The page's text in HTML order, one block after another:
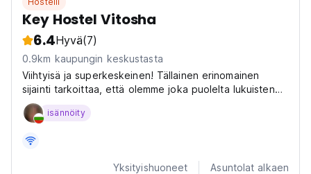
Key Hostel Vitosha
6.4Hyvä(7)
0.9km kaupungin keskustasta
Viihtyisä ja superkeskeinen! Tällainen erinomainen
sijainti tarkoittaa, että olemme joka puolelta lukuisten
kauppojen, kahviloiden, ravintoloiden ja baarien
ympäröimiä, joita et halua jättää väliin! Astu ulos ja
isännöity
Yksityishuoneet Asuntolat alkaen